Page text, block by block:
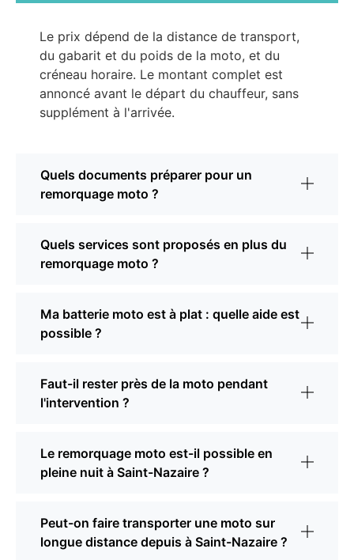
Le prix dépend de la distance de transport,
du gabarit et du poids de la moto, et du
créneau horaire. Le montant complet est
annoncé avant le départ du chauffeur, sans
supplément à l'arrivée.
Quels documents préparer pour un
remorquage moto ?
Quels services sont proposés en plus du
remorquage moto ?
Ma batterie moto est à plat : quelle aide est
possible ?
Faut-il rester près de la moto pendant
l'intervention ?
Le remorquage moto est-il possible en
pleine nuit à Saint-Nazaire ?
Peut-on faire transporter une moto sur
longue distance depuis à Saint-Nazaire ?